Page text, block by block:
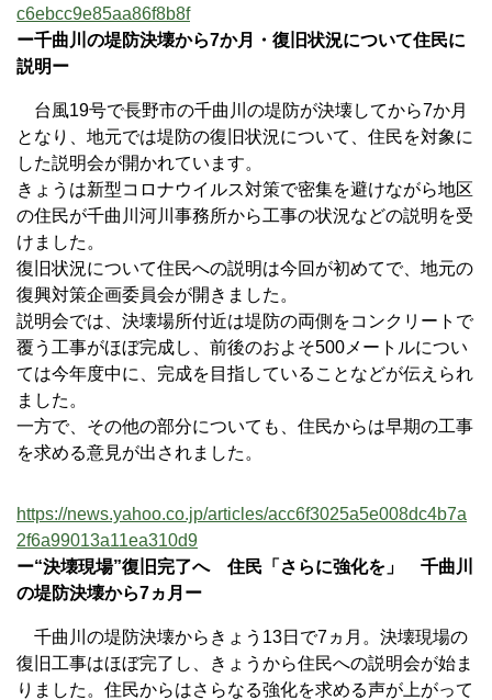
c6ebcc9e85aa86f8b8f
ー千曲川の堤防決壊から7か月・復旧状況について住民に
説明ー
台風19号で長野市の千曲川の堤防が決壊してから7か月
となり、地元では堤防の復旧状況について、住民を対象に
した説明会が開かれています。
きょうは新型コロナウイルス対策で密集を避けながら地区
の住民が千曲川河川事務所から工事の状況などの説明を受
けました。
復旧状況について住民への説明は今回が初めてで、地元の
復興対策企画委員会が開きました。
説明会では、決壊場所付近は堤防の両側をコンクリートで
覆う工事がほぼ完成し、前後のおよそ500メートルについ
ては今年度中に、完成を目指していることなどが伝えられ
ました。
一方で、その他の部分についても、住民からは早期の工事
を求める意見が出されました。
https://news.yahoo.co.jp/articles/acc6f3025a5e008dc4b7a
2f6a99013a11ea310d9
ー“決壊現場”復旧完了へ 住民「さらに強化を」 千曲川
の堤防決壊から7ヵ月ー
千曲川の堤防決壊からきょう13日で7ヵ月。決壊現場の
復旧工事はほぼ完了し、きょうから住民への説明会が始ま
りました。住民からはさらなる強化を求める声が上がって